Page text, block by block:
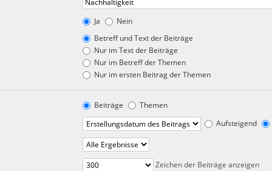
Ja
Nein
Betreff und Text der Beiträge
Nur im Text der Beiträge
Nur im Betreff der Themen
Nur im ersten Beitrag der Themen
Beiträge
Themen
Aufsteigend
Zeichen der Beiträge anzeigen